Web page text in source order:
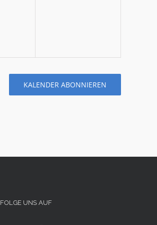
KALENDER ABONNIEREN
FOLGE UNS AUF